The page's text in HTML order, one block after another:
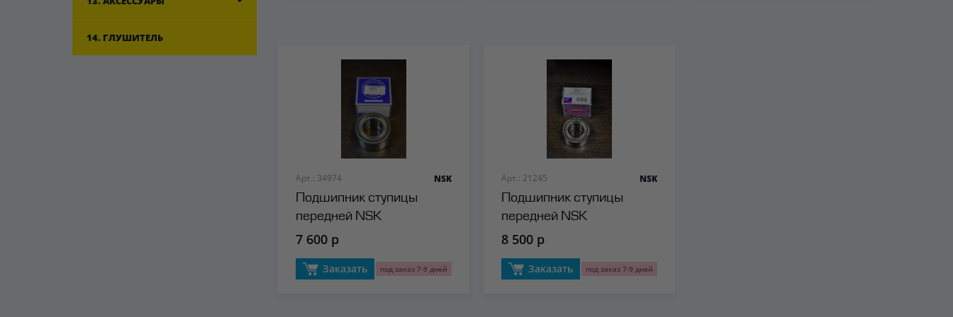
14. ГЛУШИТЕЛЬ
Арт.: 34974
Подшипник ступицы
передней NSK
NSK
7 600 р
Заказать под заказ 7-9 дней
Арт.: 21245
Подшипник ступицы
передней NSK
NSK
8 500 р
Заказать под заказ 7-9 дней